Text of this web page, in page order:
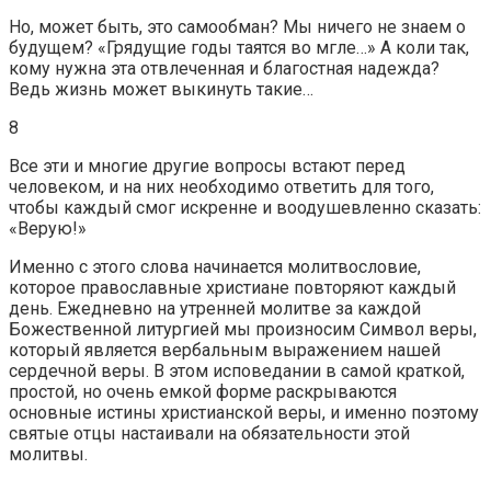
Но, может быть, это самообман? Мы ничего не знаем о
будущем? «Грядущие годы таятся во мгле…» А коли так,
кому нужна эта отвлеченная и благостная надежда?
Ведь жизнь может выкинуть такие…
8
Все эти и многие другие вопросы встают перед
человеком, и на них необходимо ответить для того,
чтобы каждый смог искренне и воодушевленно сказать:
«Верую!»
Именно с этого слова начинается молитвословие,
которое православные христиане повторяют каждый
день. Ежедневно на утренней молитве за каждой
Божественной литургией мы произносим Символ веры,
который является вербальным выражением нашей
сердечной веры. В этом исповедании в самой краткой,
простой, но очень емкой форме раскрываются
основные истины христианской веры, и именно поэтому
святые отцы настаивали на обязательности этой
молитвы.